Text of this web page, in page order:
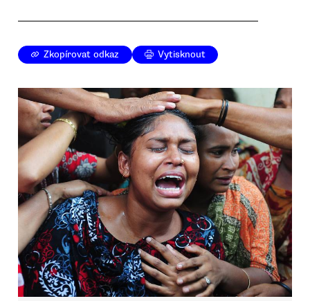
Zkopírovat odkaz Vytisknout